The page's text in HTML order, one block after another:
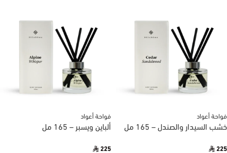
فواحة أعواد
خشب السيدار والصندل – 165 مل
225
فواحة أعواد
ألباين ويسبر – 165 مل
225